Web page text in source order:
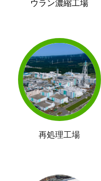
ウラン濃縮工場
再処理工場